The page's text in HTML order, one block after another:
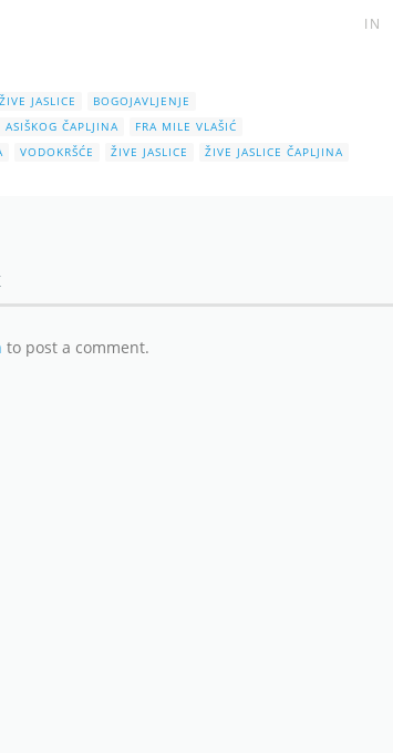
IN
JASLICE
BOGOJAVLJENJE
ASIŠKOG ČAPLJINA
FRA MILE VLAŠIĆ
VODOKRŠĆE ŽIVE JASLICE ŽIVE JASLICE ČAPLJINA
to post a comment.